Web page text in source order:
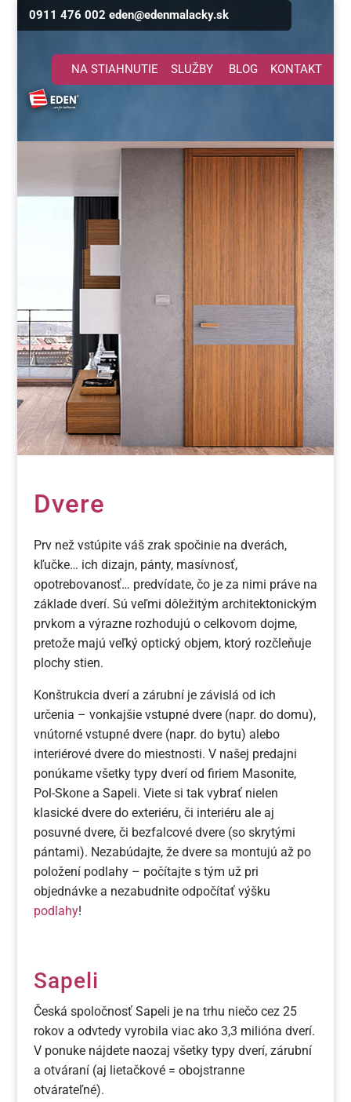
0911 476 002 eden@edenmalacky.sk
NA STIAHNUTIE SLUŽBY BLOG KONTAKT
Dvere
Prv než vstúpite váš zrak spočinie na dverách,
kľučke… ich dizajn, pánty, masívnosť,
opotrebovanosť… predvídate, čo je za nimi práve na
základe dverí. Sú veľmi dôležitým architektonickým
prvkom a výrazne rozhodujú o celkovom dojme,
pretože majú veľký optický objem, ktorý rozčleňuje
plochy stien.
Konštrukcia dverí a zárubní je závislá od ich
určenia – vonkajšie vstupné dvere (napr. do domu),
vnútorné vstupné dvere (napr. do bytu) alebo
interiérové dvere do miestnosti. V našej predajni
ponúkame všetky typy dverí od firiem Masonite,
Pol-Skone a Sapeli. Viete si tak vybrať nielen
klasické dvere do exteriéru, či interiéru ale aj
posuvné dvere, či bezfalcové dvere (so skrytými
pántami). Nezabúdajte, že dvere sa montujú až po
položení podlahy – počítajte s tým už pri
objednávke a nezabudnite odpočítať výšku
podlahy!
Sapeli
Česká spoločnosť Sapeli je na trhu niečo cez 25
rokov a odvtedy vyrobila viac ako 3,3 milióna dverí.
V ponuke nájdete naozaj všetky typy dverí, zárubní
a otváraní (aj lietačkové = obojstranne
otvárateľné).